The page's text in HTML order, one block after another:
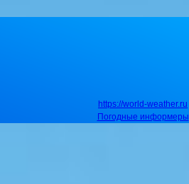
https://world-weather.ru
Погодные информеры